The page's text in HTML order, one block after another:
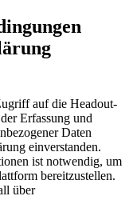
auf die Headout-
Erfassung und
Daten
einverstanden.
ist notwendig, um
bereitzustellen.
über